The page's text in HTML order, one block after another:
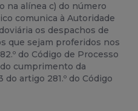
na alínea c) do número
comunica à Autoridade
os despachos de
que sejam proferidos nos
do Código de Processo
cumprimento da
do artigo 281.º do Código